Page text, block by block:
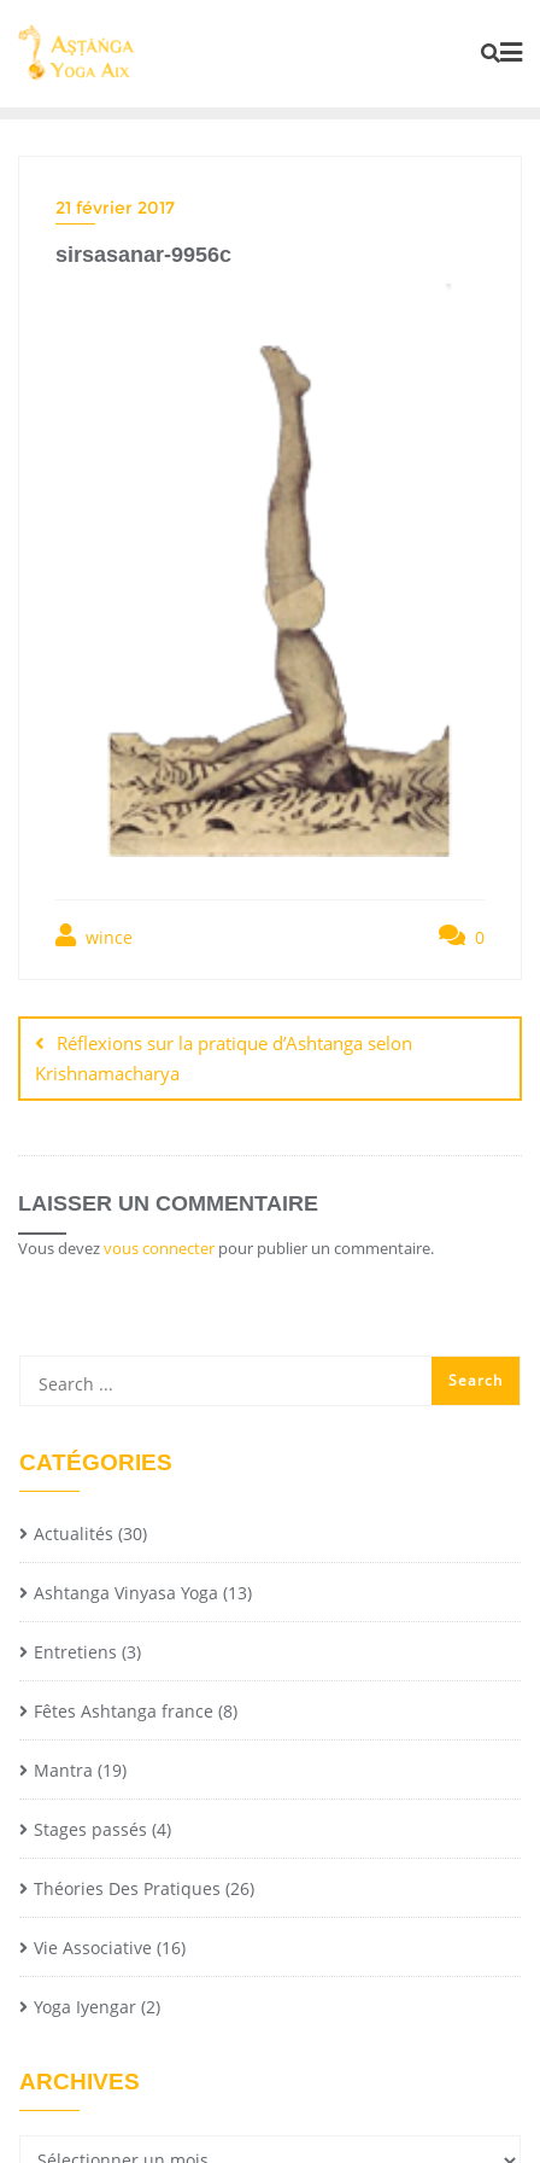
21 février 2017
sirsasanar-9956c
wince 0
Réflexions sur la pratique d’Ashtanga selon
Krishnamacharya
LAISSER UN COMMENTAIRE
Vous devezvous connecter pour publier un commentaire.
CATÉGORIES
Actualités (30)
Ashtanga Vinyasa Yoga (13)
Entretiens (3)
Fêtes Ashtanga france (8)
Mantra (19)
Stages passés (4)
Théories Des Pratiques (26)
Vie Associative (16)
Yoga Iyengar (2)
ARCHIVES